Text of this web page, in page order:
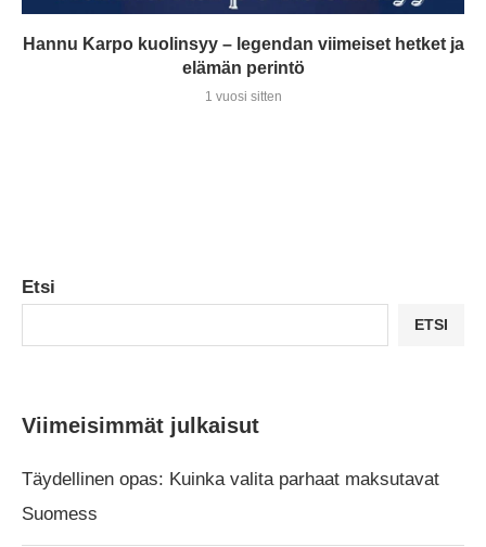
Hannu Karpo kuolinsyy – legendan viimeiset hetket ja
elämän perintö
1 vuosi sitten
Etsi
ETSI
Viimeisimmät julkaisut
Täydellinen opas: Kuinka valita parhaat maksutavat
Suomess